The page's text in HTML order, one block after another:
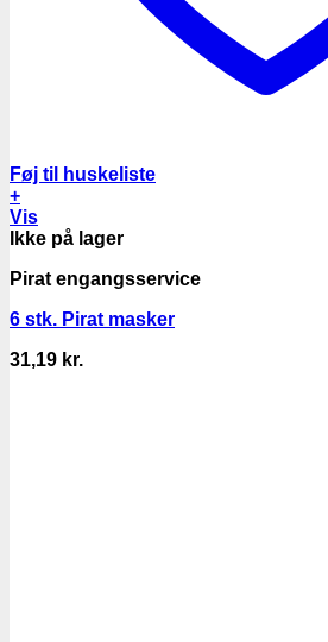
Føj til huskeliste
+
Vis
Ikke på lager
Pirat engangsservice
6 stk. Pirat masker
31,19 kr.